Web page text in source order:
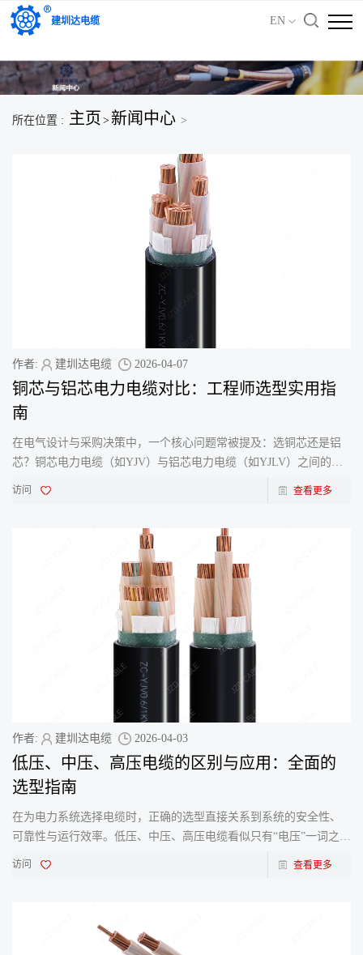
'); })();
建圳达电缆 EN
所在位置 : 主页 > 新闻中心 >
作者: 建圳达电缆 2026-04-07
铜芯与铝芯电力电缆对比：工程师选型实用指
南
在电气设计与采购决策中，一个核心问题常被提及：选铜芯还是铝
芯？铜芯电力电缆（如YJV）与铝芯电力电缆（如YJLV）之间的选
择，是关乎项目成本、性能表现和长期可靠性的基础决策。在建
访问 查看更多
作者: 建圳达电缆 2026-04-03
低压、中压、高压电缆的区别与应用：全面的
选型指南
在为电力系统选择电缆时，正确的选型直接关系到系统的安全性、
可靠性与运行效率。低压、中压、高压电缆看似只有“电压”一词之
差，但其设计、用途和选型标准却有天壤之别。作为
访问 查看更多